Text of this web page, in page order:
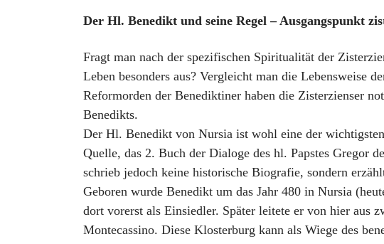
Der Hl. Benedikt und seine Regel – Ausgangspunkt
Fragt man nach der spezifischen Spiritualität der
Leben besonders aus? Vergleicht man die Lebensweise
Reformorden der Benediktiner haben die Zisterzienser
Benedikts.
Der Hl. Benedikt von Nursia ist wohl eine der
Quelle, das 2. Buch der Dialoge des hl. Papstes Gregor
schrieb jedoch keine historische Biografie, sondern
Geboren wurde Benedikt um das Jahr 480 in Nursia
dort vorerst als Einsiedler. Später leitete er von hier aus
Montecassino. Diese Klosterburg kann als Wiege des